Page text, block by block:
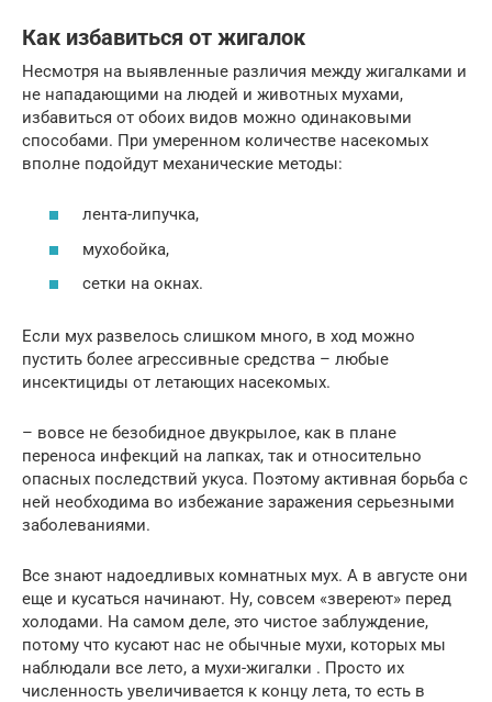
Как избавиться от жигалок
Несмотря на выявленные различия между жигалками и
не нападающими на людей и животных мухами,
избавиться от обоих видов можно одинаковыми
способами. При умеренном количестве насекомых
вполне подойдут механические методы:
лента-липучка,
мухобойка,
сетки на окнах.
Если мух развелось слишком много, в ход можно
пустить более агрессивные средства – любые
инсектициды от летающих насекомых.
– вовсе не безобидное двукрылое, как в плане
переноса инфекций на лапках, так и относительно
опасных последствий укуса. Поэтому активная борьба с
ней необходима во избежание заражения серьезными
заболеваниями.
Все знают надоедливых комнатных мух. А в августе они
еще и кусаться начинают. Ну, совсем «звереют» перед
холодами. На самом деле, это чистое заблуждение,
потому что кусают нас не обычные мухи, которых мы
наблюдали все лето, а мухи-жигалки . Просто их
численность увеличивается к концу лета, то есть в